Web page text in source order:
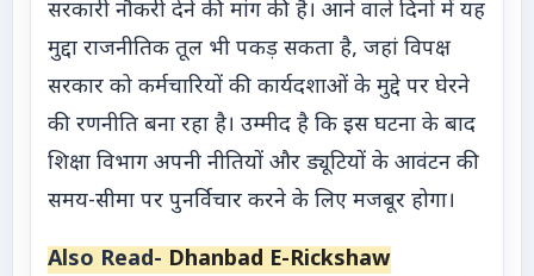
सरकारी नौकरी देने की मांग की है। आने वाले दिनों में यह
मुद्दा राजनीतिक तूल भी पकड़ सकता है, जहां विपक्ष
सरकार को कर्मचारियों की कार्यदशाओं के मुद्दे पर घेरने
की रणनीति बना रहा है। उम्मीद है कि इस घटना के बाद
शिक्षा विभाग अपनी नीतियों और ड्यूटियों के आवंटन की
समय-सीमा पर पुनर्विचार करने के लिए मजबूर होगा।
Also Read- Dhanbad E-Rickshaw